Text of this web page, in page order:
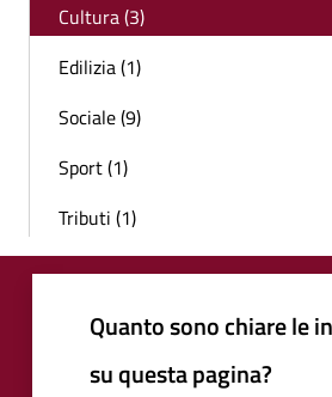
Cultura (3)
Edilizia (1)
Sociale (9)
Sport (1)
Tributi (1)
Quanto sono chiare le
su questa pagina?